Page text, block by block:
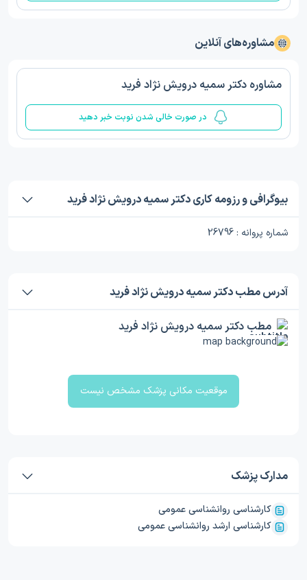
مشاوره‌های آنلاین
مشاوره دکتر سمیه درویش نژاد فرید
در صورت خالی شدن نوبت خبر دهید
بیوگرافی و رزومه کاری دکتر سمیه درویش نژاد فرید
شماره پروانه : 26796
آدرس مطب دکتر سمیه درویش نژاد فرید
مطب دکتر سمیه درویش نژاد فرید
موقعیت مکانی پزشک مشخص نیست
مدارک پزشک
کارشناسی روانشناسی عمومی
کارشناسی ارشد روانشناسی عمومی